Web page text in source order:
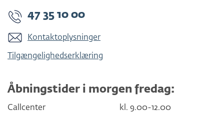
47 35 10 00
Kontaktoplysninger
Tilgængelighedserklæring
Åbningstider i morgen fredag:
Callcenter
kl. 9.00-12.00